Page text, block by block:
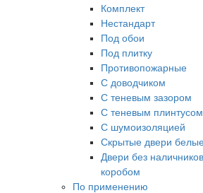
Комплект
Нестандарт
Под обои
Под плитку
Противопожарные
С доводчиком
С теневым зазором
С теневым плинтусом
С шумоизоляцией
Скрытые двери
Двери без
коробом
По применению